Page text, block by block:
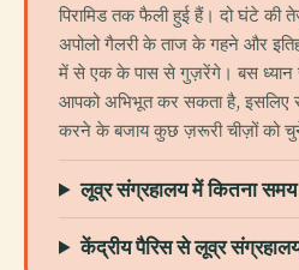
पिरामिड तक फैली हुई हैं। दो घंटे की
अपोलो गैलरी के ताज के गहने और
में से एक के पास से गुज़रेंगे। बस ध्यान
आपको अभिभूत कर सकता है,
करने के बजाय कुछ ज़रूरी चीज़ों को
लूव्र संग्रहालय में कितना समय
केंद्रीय पैरिस से लूव्र